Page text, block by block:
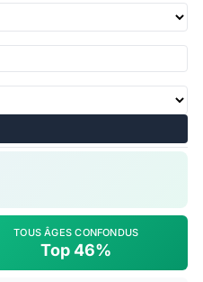
TOUS ÂGES CONFONDUS
Top 46%